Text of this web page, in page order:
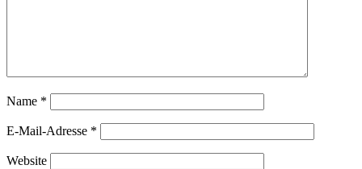
Name *
E-Mail-Adresse *
Website